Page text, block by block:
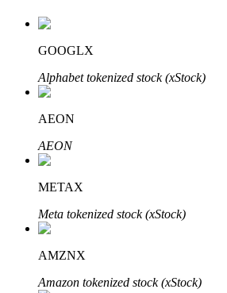
定投理财
享受活期理財及長期收益
GOOGLX
Alphabet tokenized stock (xStock)
AEON
AEON
METAX
Meta tokenized stock (xStock)
AMZNX
Amazon tokenized stock (xStock)